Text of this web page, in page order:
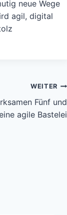
neue Wege
agil, digital
WEITER
Fünf und
agile Bastelei